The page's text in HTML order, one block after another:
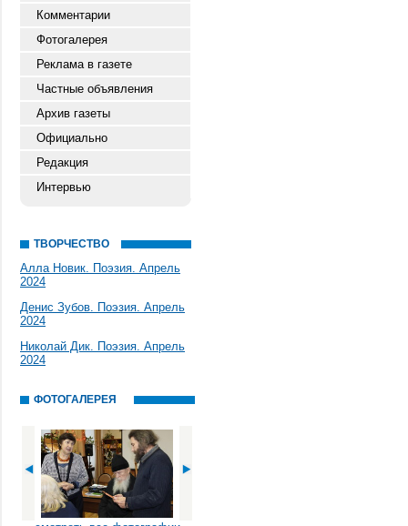
Комментарии
Фотогалерея
Реклама в газете
Частные объявления
Архив газеты
Официально
Редакция
Интервью
ТВОРЧЕСТВО
Алла Новик. Поэзия. Апрель
2024
Денис Зубов. Поэзия. Апрель
2024
Николай Дик. Поэзия. Апрель
2024
ФОТОГАЛЕРЕЯ